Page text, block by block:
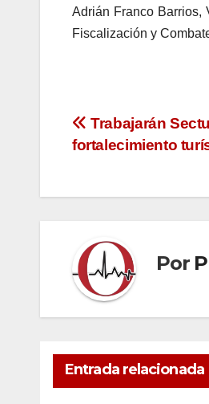
Adrián Franco Barrios,
Fiscalización y
entradas
Trabajarán
fortalecimiento
Por
Entrada relacionada